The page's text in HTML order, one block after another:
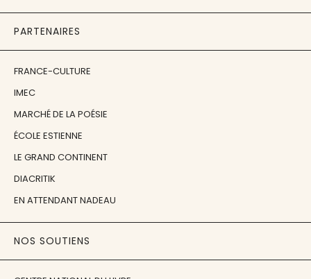
PARTENAIRES
FRANCE-CULTURE
IMEC
MARCHÉ DE LA POÉSIE
ÉCOLE ESTIENNE
LE GRAND CONTINENT
DIACRITIK
EN ATTENDANT NADEAU
NOS SOUTIENS